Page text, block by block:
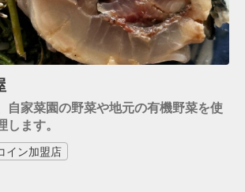
自家菜園の野菜や地元の有機野菜を使
します。
イン加盟店